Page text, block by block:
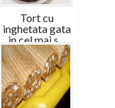
Tort cu
inghetata gata
in cel mai s...